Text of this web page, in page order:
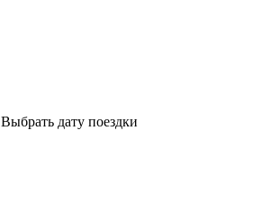
Выбрать дату поездки